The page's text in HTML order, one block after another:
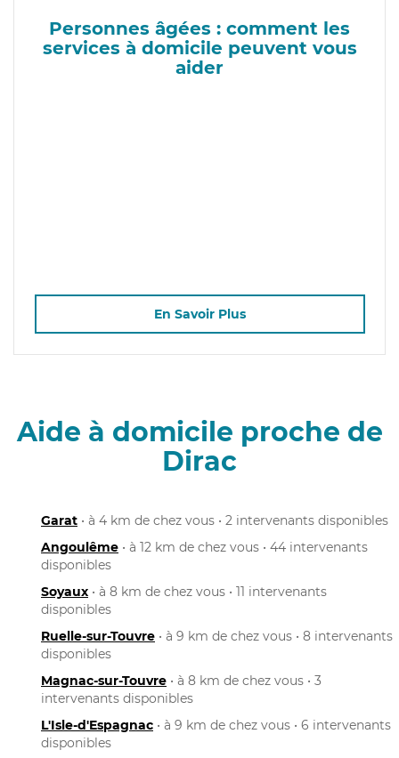
Personnes âgées : comment les
services à domicile peuvent vous
aider
En Savoir Plus
Aide à domicile proche de
Dirac
Garat • à 4 km de chez vous • 2 intervenants disponibles
Angoulême • à 12 km de chez vous • 44 intervenants
disponibles
Soyaux • à 8 km de chez vous • 11 intervenants
disponibles
Ruelle-sur-Touvre • à 9 km de chez vous • 8 intervenants
disponibles
Magnac-sur-Touvre • à 8 km de chez vous • 3
intervenants disponibles
L'Isle-d'Espagnac • à 9 km de chez vous • 6 intervenants
disponibles